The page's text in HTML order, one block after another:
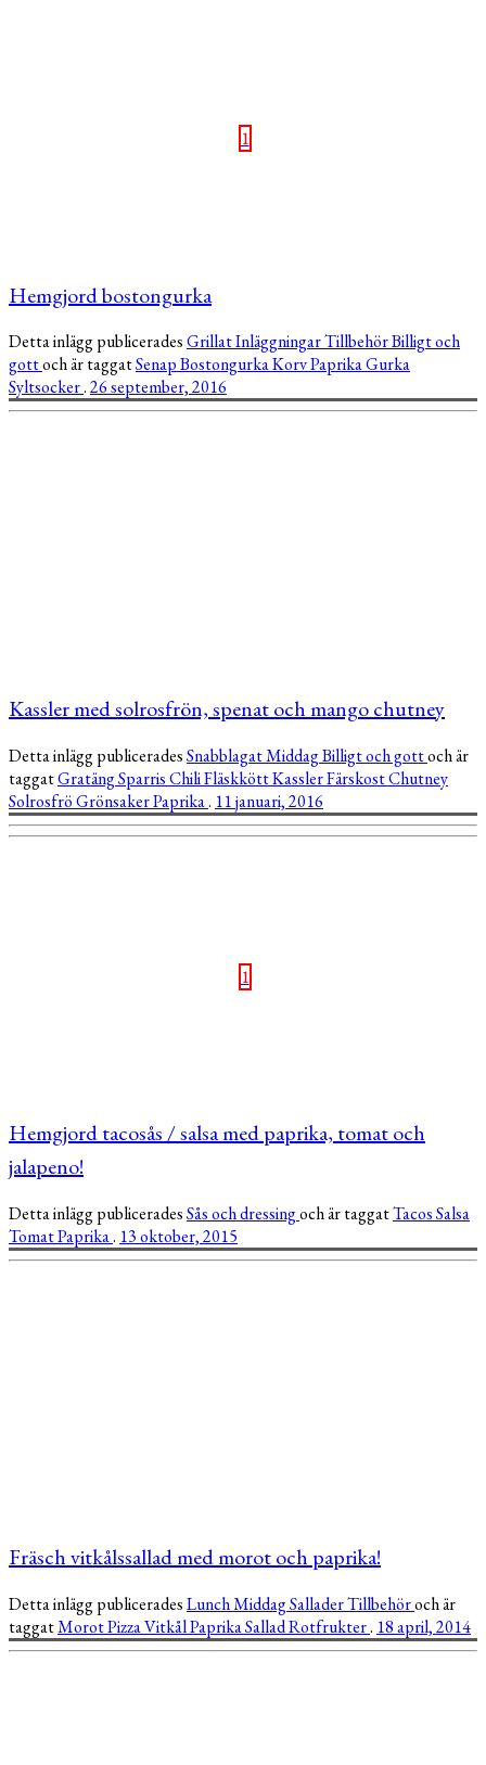
1
Hemgjord bostongurka
Detta inlägg publiceradesGrillatInläggningarTillbehörBilligt och
gottoch är taggatSenapBostongurkaKorvPaprikaGurka
Syltsocker.26 september, 2016
Kassler med solrosfrön, spenat och mango chutney
Detta inlägg publiceradesSnabblagatMiddagBilligt och gottoch är
taggatGratängSparrisChiliFläskköttKasslerFärskostChutney
SolrosfröGrönsakerPaprika. 11 januari, 2016
1
Hemgjord tacosås / salsa med paprika, tomat och
jalapeno!
Detta inlägg publiceradesSås och dressingoch är taggatTacosSalsa
TomatPaprika. 13 oktober, 2015
Fräsch vitkålssallad med morot och paprika!
Detta inlägg publiceradesLunchMiddagSalladerTillbehöroch är
taggatMorotPizzaVitkålPaprikaSalladRotfrukter. 18 april, 2014